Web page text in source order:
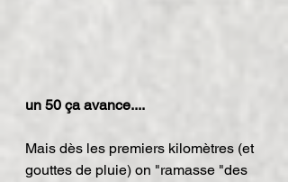
un 50 ça avance....
Mais dès les premiers kilomètres (et
gouttes de pluie) on "ramasse "des